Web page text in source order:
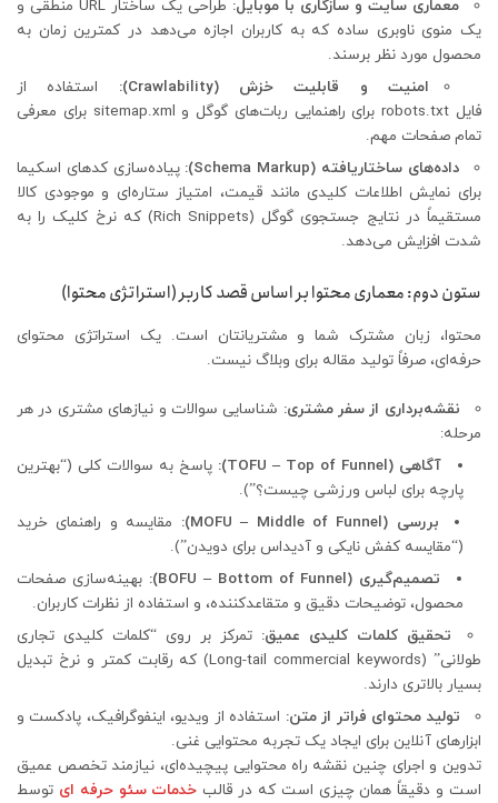
معماری سایت و سازگاری با موبایل:
طراحی یک ساختار URL منطقی و
یک منوی ناوبری ساده که به کاربران اجازه می‌دهد در کمترین زمان به
محصول مورد نظر برسند.
امنیت و قابلیت خزش (Crawlability):
استفاده از
فایل robots.txt برای راهنمایی ربات‌های گوگل و sitemap.xml برای معرفی
تمام صفحات مهم.
داده‌های ساختاریافته (Schema Markup):
پیاده‌سازی کدهای اسکیما
برای نمایش اطلاعات کلیدی مانند قیمت، امتیاز ستاره‌ای و موجودی کالا
مستقیماً در نتایج جستجوی گوگل (Rich Snippets) که نرخ کلیک را به
شدت افزایش می‌دهد.
ستون دوم: معماری محتوا بر اساس قصد کاربر (استراتژی محتوا)
محتوا، زبان مشترک شما و مشتریانتان است. یک استراتژی محتوای
حرفه‌ای، صرفاً تولید مقاله برای وبلاگ نیست.
نقشه‌برداری از سفر مشتری: شناسایی سوالات و نیازهای مشتری در هر
مرحله:
آگاهی (TOFU – Top of Funnel):
پاسخ به سوالات کلی (“بهترین
پارچه برای لباس ورزشی چیست؟”).
بررسی (MOFU – Middle of Funnel):
مقایسه و راهنمای خرید
(“مقایسه کفش نایکی و آدیداس برای دویدن”).
تصمیم‌گیری (BOFU – Bottom of Funnel):
بهینه‌سازی صفحات
محصول، توضیحات دقیق و متقاعدکننده، و استفاده از نظرات کاربران.
تحقیق کلمات کلیدی عمیق: تمرکز بر روی “کلمات کلیدی تجاری
طولانی” (Long-tail commercial keywords) که رقابت کمتر و نرخ تبدیل
بسیار بالاتری دارند.
تولید محتوای فراتر از متن: استفاده از ویدیو، اینفوگرافیک، پادکست و
ابزارهای آنلاین برای ایجاد یک تجربه محتوایی غنی.
تدوین و اجرای چنین نقشه راه محتوایی پیچیده‌ای، نیازمند تخصص عمیق
است و دقیقاً همان چیزی است که در قالب خدمات سئو حرفه ای توسط